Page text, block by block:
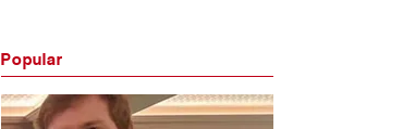
Popular